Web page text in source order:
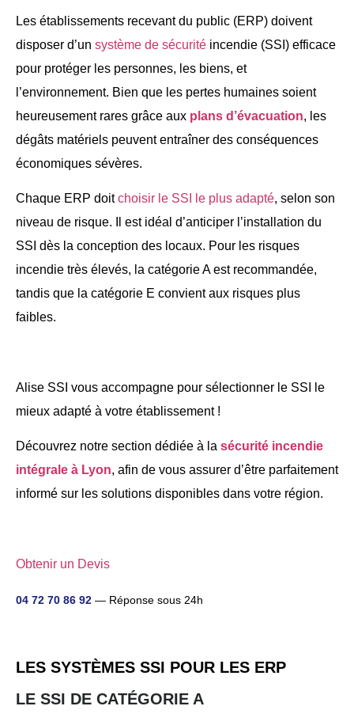
Les établissements recevant du public (ERP) doivent
disposer d’un système de sécurité incendie (SSI) efficace
pour protéger les personnes, les biens, et
l’environnement. Bien que les pertes humaines soient
heureusement rares grâce aux plans d’évacuation, les
dégâts matériels peuvent entraîner des conséquences
économiques sévères.
Chaque ERP doitchoisir le SSI le plus adapté, selon son
niveau de risque. Il est idéal d’anticiper l’installation du
SSI dès la conception des locaux. Pour les risques
incendie très élevés, la catégorie A est recommandée,
tandis que la catégorie E convient aux risques plus
faibles.
Alise SSI vous accompagne pour sélectionner le SSI le
mieux adapté à votre établissement !
Découvrez notre section dédiée à la sécurité incendie
intégrale à Lyon, afin de vous assurer d’être parfaitement
informé sur les solutions disponibles dans votre région.
Obtenir un Devis
04 72 70 86 92 — Réponse sous 24h
LES SYSTÈMES SSI POUR LES ERP
LE SSI DE CATÉGORIE A